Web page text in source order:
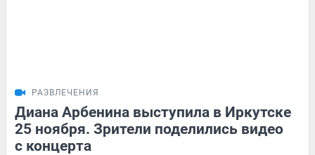
РАЗВЛЕЧЕНИЯ
Диана Арбенина выступила в Иркутске
25 ноября. Зрители поделились видео
с концерта